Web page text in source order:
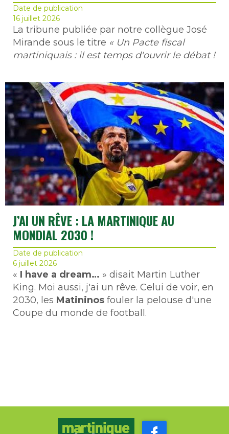
Date de publication
16 juillet 2026
La tribune publiée par notre collègue José
Mirande sous le titre « Un Pacte fiscal
martiniquais : il est temps d'ouvrir le débat !
J’AI UN RÊVE : LA MARTINIQUE AU
MONDIAL 2030 !
Date de publication
6 juillet 2026
« I have a dream… » disait Martin Luther
King. Moi aussi, j'ai un rêve. Celui de voir, en
2030, les Matininos fouler la pelouse d'une
Coupe du monde de football.